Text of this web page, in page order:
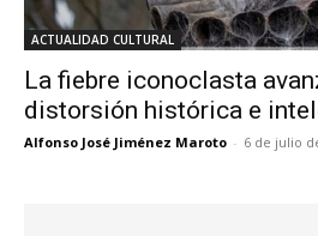
ACTUALIDAD CULTURAL
La fiebre iconoclasta
distorsión histórica e
Alfonso José Jiménez Maroto - 6 de julio